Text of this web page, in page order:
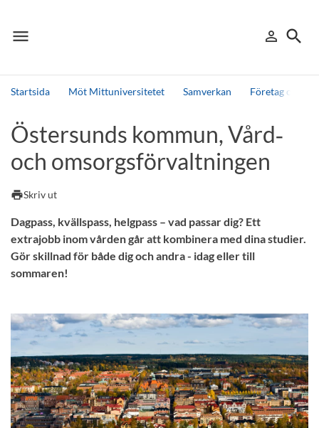
menu
Meny person_outline
Logga in
search
Sök
Startsida Möt Mittuniversitetet Samverkan Företag och
Sök
Andra söktjänster
Detta är vår testmiljö - endast testdata
Östersunds kommun, Vård‑
och omsorgsförvaltningen
printSkriv ut
Dagpass, kvällspass, helgpass – vad passar dig? Ett
extrajobb inom vården går att kombinera med dina studier.
Gör skillnad för både dig och andra - idag eller till
sommaren!